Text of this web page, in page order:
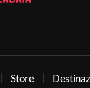
Store